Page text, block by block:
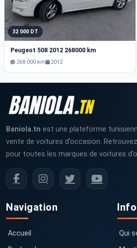
32 000 DT
Peugeot 508 2012 268000 km
268 000 km 2012
Baniola.tn est une plateforme
vente de voitures d’occasion.
pour toutes les marques de voitures
Navigation
Accueil
Qui